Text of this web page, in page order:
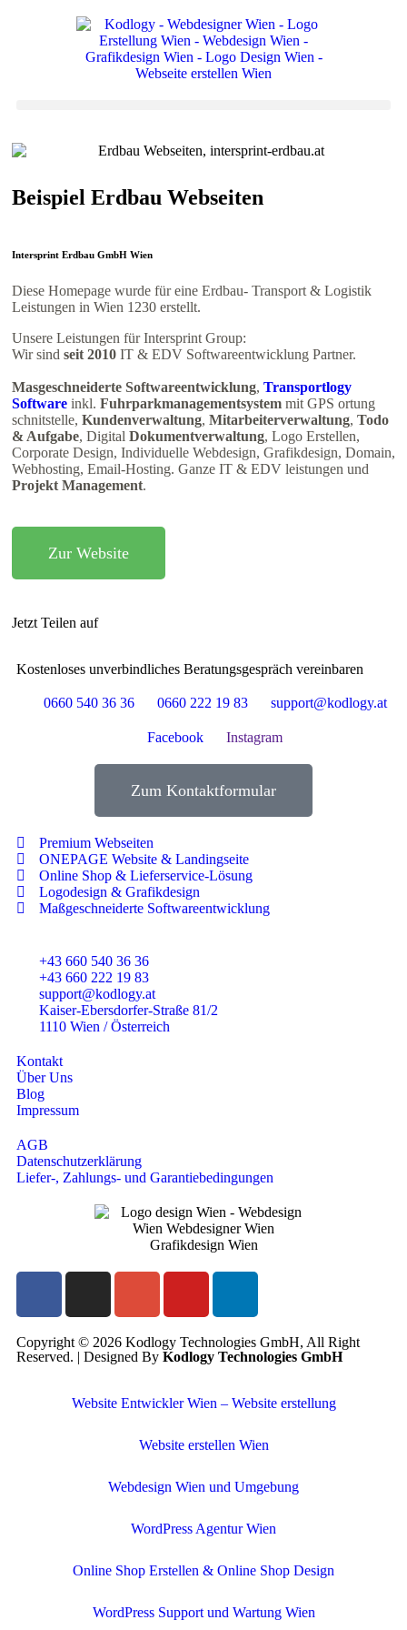
Beispiel Erdbau Webseiten
Intersprint Erdbau GmbH Wien
Diese Homepage wurde für eine Erdbau- Transport & Logistik
Leistungen in Wien 1230 erstellt.
Unsere Leistungen für Intersprint Group:
Wir sind seit 2010 IT & EDV Softwareentwicklung Partner.
Masgeschneiderte Softwareentwicklung, Transportlogy
Software inkl. Fuhrparkmanagementsystem mit GPS ortung
schnitstelle, Kundenverwaltung, Mitarbeiterverwaltung, Todo
& Aufgabe, Digital Dokumentverwaltung, Logo Erstellen,
Corporate Design, Individuelle Webdesign, Grafikdesign, Domain,
Webhosting, Email-Hosting. Ganze IT & EDV leistungen und
Projekt Management.
Zur Website
Jetzt Teilen auf
Kostenloses unverbindliches Beratungsgespräch vereinbaren
0660 540 36 36 0660 222 19 83 support@kodlogy.at
Facebook Instagram
Zum Kontaktformular
Premium Webseiten
ONEPAGE Website & Landingseite
Online Shop & Lieferservice-Lösung
Logodesign & Grafikdesign
Maßgeschneiderte Softwareentwicklung
+43 660 540 36 36
+43 660 222 19 83
support@kodlogy.at
Kaiser-Ebersdorfer-Straße 81/2
1110 Wien / Österreich
Kontakt
Über Uns
Blog
Impressum
AGB
Datenschutzerklärung
Liefer-, Zahlungs- und Garantiebedingungen
Copyright © 2026 Kodlogy Technologies GmbH, All Right
Reserved. | Designed By Kodlogy Technologies GmbH
Website Entwickler Wien – Website erstellung
Website erstellen Wien
Webdesign Wien und Umgebung
WordPress Agentur Wien
Online Shop Erstellen & Online Shop Design
WordPress Support und Wartung Wien